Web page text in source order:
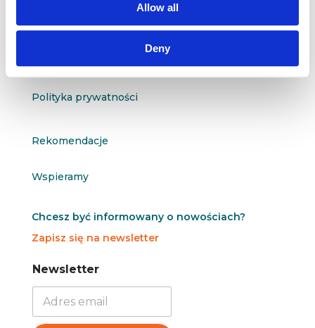
Allow all
Deny
O nas
Polityka prywatności
Rekomendacje
Wspieramy
Chcesz być informowany o nowościach?
Zapisz się na newsletter
N
N
Newsletter